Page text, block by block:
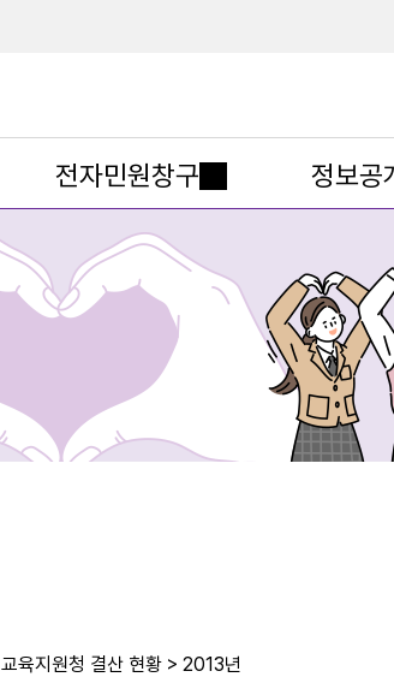
전자민원창구 정보공
교육지원청 결산 현황 > 2013년